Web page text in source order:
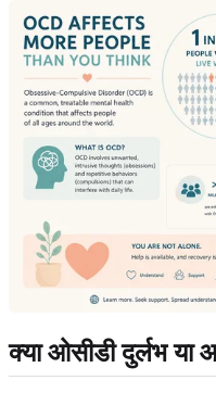
क्या ओसीडी दुर्लभ या